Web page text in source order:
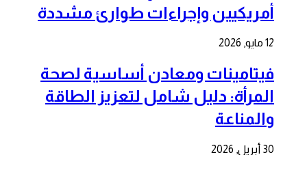
أمريكيين وإجراءات طوارئ مشددة
12 مايو, 2026
فيتامينات ومعادن أساسية لصحة
المرأة: دليل شامل لتعزيز الطاقة
والمناعة
30 أبريل, 2026